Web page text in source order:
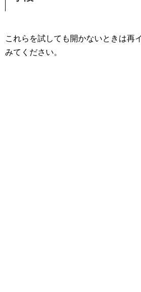
これらを試しても開かないときは再
みてください。